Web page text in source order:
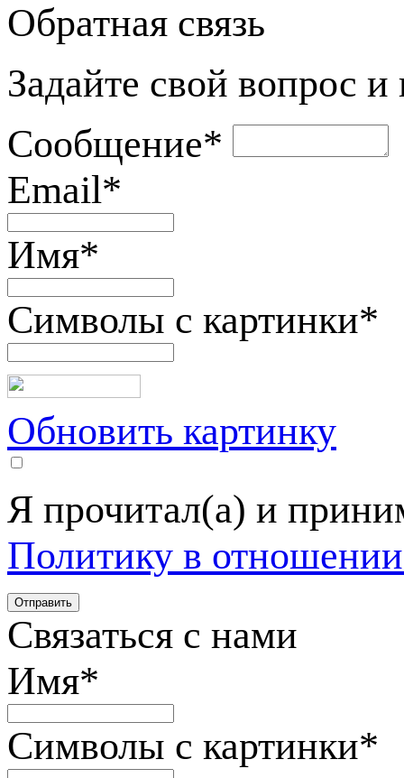
Обратная связь
Задайте свой вопрос
Сообщение*
Email*
Имя*
Символы с картинки*
Обновить картинку
Я прочитал(а) и
Политику в
Связаться с нами
Имя*
Символы с картинки*